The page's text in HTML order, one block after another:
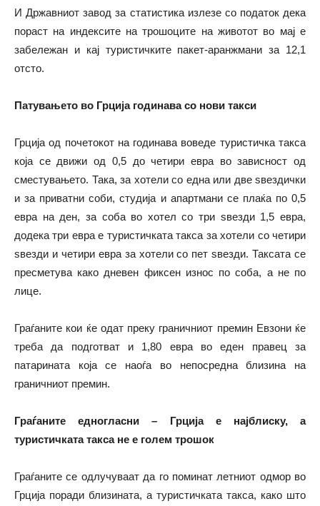
И Државниот завод за статистика излезе со податок дека
пораст на индексите на трошоците на животот во мај е
забележан и кај туристичките пакет-аранжмани за 12,1
отсто.
Патувањето во Грција годинава со нови такси
Грција од почетокот на годинава воведе туристичка такса
која се движи од 0,5 до четири евра во зависност од
сместувањето. Така, за хотели со една или две ѕвездички
и за приватни соби, студија и апартмани се плаќа по 0,5
евра на ден, за соба во хотел со три ѕвезди 1,5 евра,
додека три евра е туристичката такса за хотели со четири
ѕвезди и четири евра за хотели со пет ѕвезди. Таксата се
пресметува како дневен фиксен износ по соба, а не по
лице.
Граѓаните кои ќе одат преку граничниот премин Евзони ќе
треба да подготват и 1,80 евра во еден правец за
патарината која се наоѓа во непосредна близина на
граничниот премин.
Граѓаните едногласни – Грција е најблиску, а
туристичката такса не е голем трошок
Граѓаните се одлучуваат да го поминат летниот одмор во
Грција поради близината, а туристичката такса, како што